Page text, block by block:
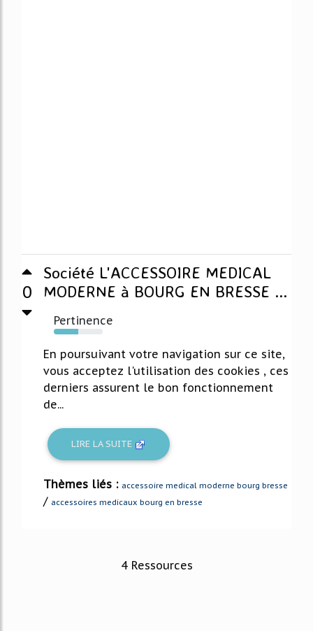
0
Société L'ACCESSOIRE MEDICAL
MODERNE à BOURG EN BRESSE ...
Pertinence
50%
En poursuivant votre navigation sur ce site,
vous acceptez l'utilisation des cookies , ces
derniers assurent le bon fonctionnement
de...
LIRE LA SUITE
Thèmes liés : accessoire medical moderne bourg bresse
/ accessoires medicaux bourg en bresse
4 Ressources